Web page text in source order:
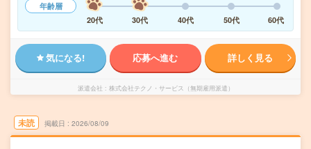
年齢層
20代
30代 40代 50代 60代
気になる! 応募へ進む 詳しく見る
派遣会社 株式会社テクノ・サービス（無期雇用派遣）
未読 掲載日 2026/08/09